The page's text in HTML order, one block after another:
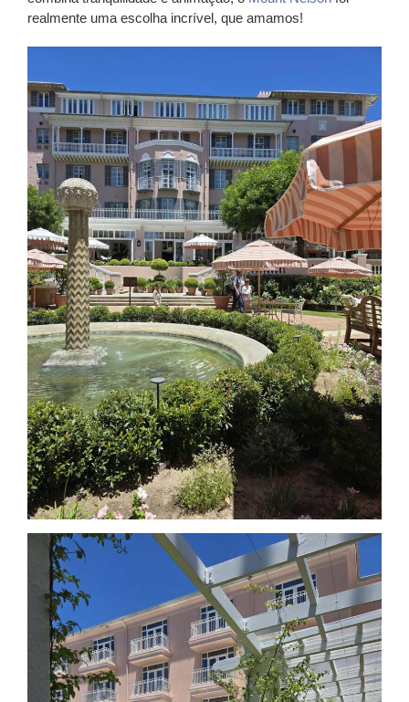
realmente uma escolha incrível, que amamos!